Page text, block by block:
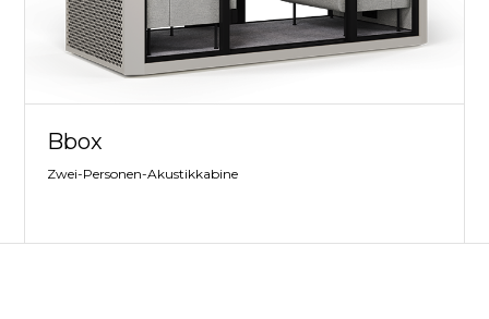
Bbox
Zwei-Personen-Akustikkabine